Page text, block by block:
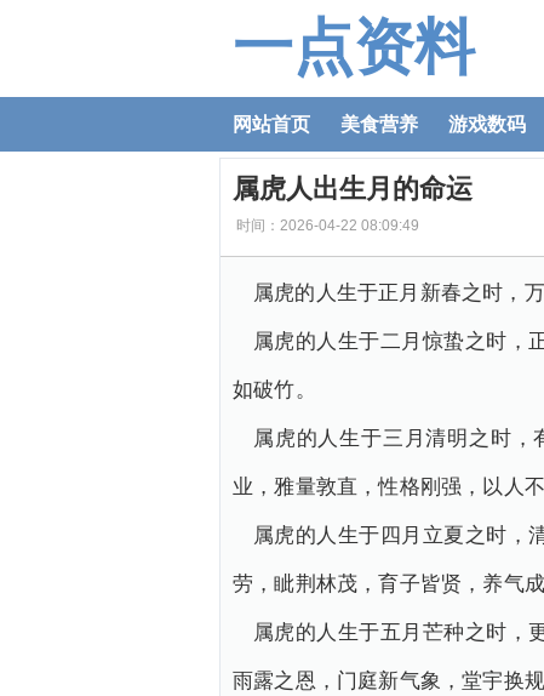
一点资料
网站首页 美食营养 游戏数码
属虎人出生月的命运
时间：2026-04-22 08:09:49
属虎的人生于正月新春之时，
属虎的人生于二月惊蛰之时，
如破竹。
属虎的人生于三月清明之时
业，雅量敦直，性格刚强，以人
属虎的人生于四月立夏之时，
劳，眦荆林茂，育子皆贤，养气
属虎的人生于五月芒种之时，
雨露之恩，门庭新气象，堂宇换规